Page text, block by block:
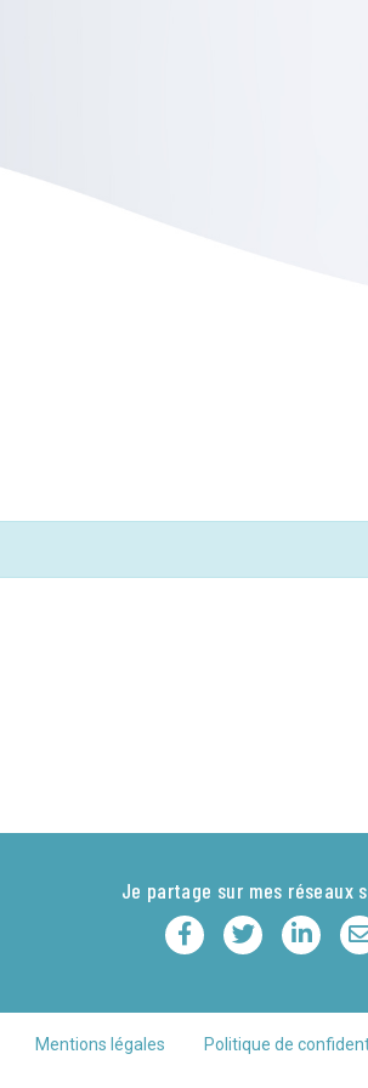
Je partage sur mes réseaux
Mentions légales Politique de